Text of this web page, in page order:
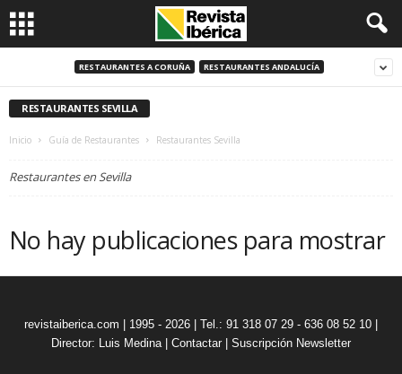
RESTAURANTES A CORUÑA RESTAURANTES ANDALUCÍA
RESTAURANTES SEVILLA
Inicio Guía de Restaurantes Restaurantes Sevilla
Restaurantes en Sevilla
No hay publicaciones para mostrar
revistaiberica.com | 1995 - 2026 | Tel.: 91 318 07 29 - 636 08 52 10 |
Director: Luis Medina| Contactar Suscripción Newsletter